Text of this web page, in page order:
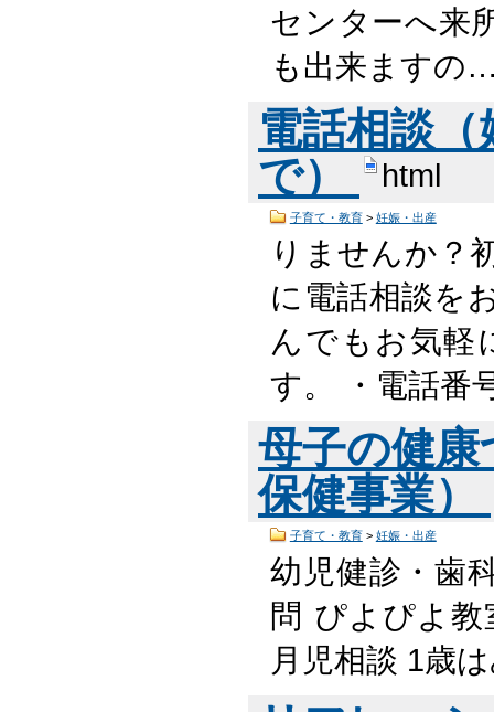
センターへ来
も出来ますの
電話相談
で）
html
子育て・教育> 妊娠・出産
りませんか？
に電話相談を
んでもお気軽
す。 ・電話番
母子の健
保健事業）
子育て・教育> 妊娠・出産
幼児健診・歯
問 ぴよぴよ
月児相談 1歳